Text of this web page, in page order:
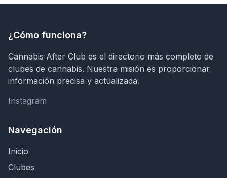
¿Cómo funciona?
Cannabis After Club es el directorio más completo de
clubes de cannabis. Nuestra misión es proporcionar
información precisa y actualizada.
Instagram
Instagram
Navegación
Inicio
Clubes